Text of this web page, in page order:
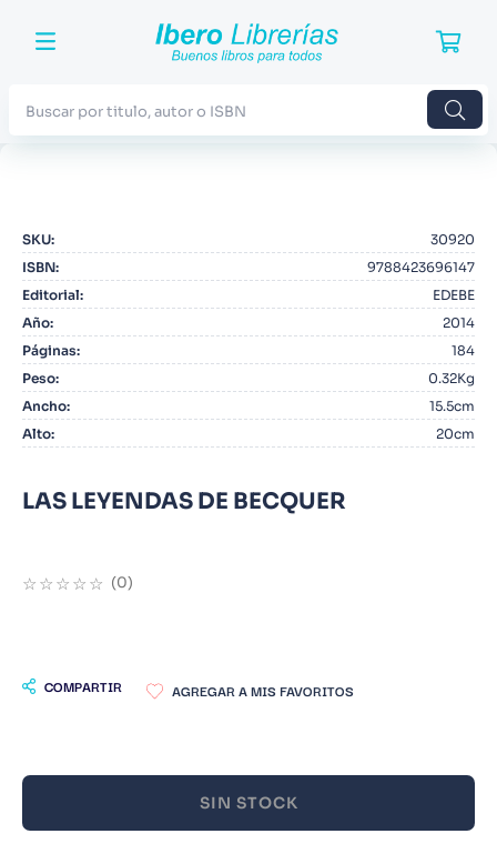
SKU:
30920
ISBN:
9788423696147
Editorial:
EDEBE
Año:
2014
Páginas:
184
Peso:
0.32Kg
Ancho:
15.5cm
Alto: 20cm
LAS LEYENDAS DE BECQUER
☆☆☆☆☆ (0)
COMPARTIR
SIN STOCK
2. Blue Lock
3. Jujutsu Kaisen
4. Odisea
5. Manga
6. Iliada
7. Stephen King